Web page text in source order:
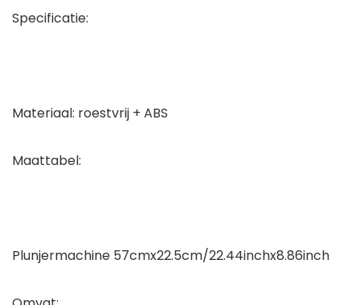
Specificatie:
Materiaal: roestvrij + ABS
Maattabel:
Plunjermachine 57cmx22.5cm/22.44inchx8.86inch